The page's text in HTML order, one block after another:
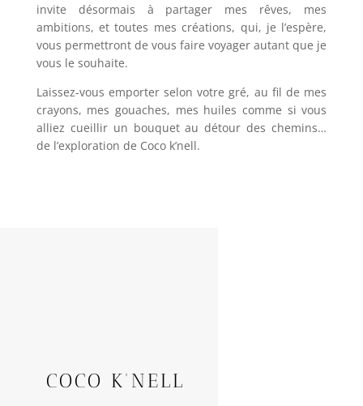
invite désormais à partager mes rêves, mes
ambitions, et toutes mes créations, qui, je l’espère,
vous permettront de vous faire voyager autant que je
vous le souhaite.
Laissez-vous emporter selon votre gré, au fil de mes
crayons, mes gouaches, mes huiles comme si vous
alliez cueillir un bouquet au détour des chemins…
de l’exploration de Coco k’nell.
COCO K'NELL